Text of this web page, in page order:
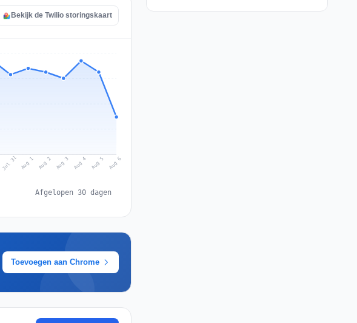
Bekijk de Twilio storingskaart
Jul 31 Aug 1 Aug 2 Aug 3 Aug 4 Aug 5 Aug 6
Afgelopen 30 dagen
Toevoegen aan Chrome